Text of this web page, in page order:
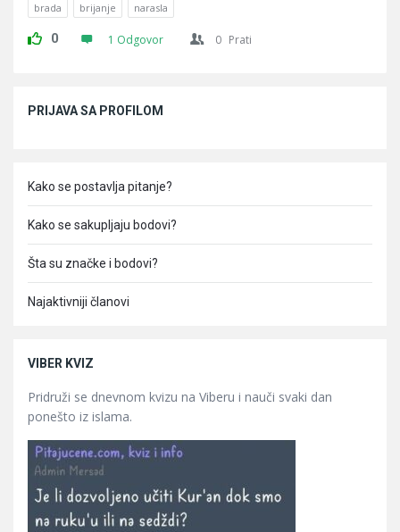
brada brijanje narasla
0 1 Odgovor 0 Prati
PRIJAVA SA PROFILOM
Kako se postavlja pitanje?
Kako se sakupljaju bodovi?
Šta su značke i bodovi?
Najaktivniji članovi
VIBER KVIZ
Pridruži se dnevnom kvizu na Viberu i nauči svaki dan
ponešto iz islama.